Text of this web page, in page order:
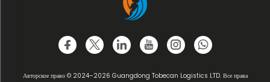
Авторское право © 2024–2026 Guangdong Tobecan Logistics LTD. Все права